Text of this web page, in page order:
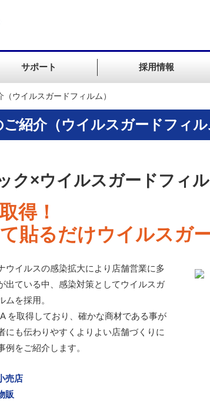
サポート 採用情報
ウイルスガードフィルム）
紹介（ウイルスガードフィル
ク×ウイルスガードフィ
得！
貼るだけウイルスガ
ウイルスの感染拡大により店舗営業に多
出ている中、感染対策としてウイルスガ
ムを採用。
を取得しており、確かな商材である事が
にも伝わりやすくよりよい店舗づくりに
例をご紹介します。
売店
販